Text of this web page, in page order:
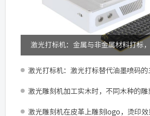
激光打标机：激光打标替代油墨喷码的
激光雕刻机加工实木时，不同木种的
激光雕刻机在皮革上雕刻logo，烫印效